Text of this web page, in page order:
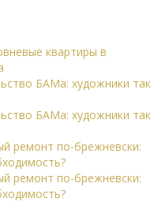
квартиры в
БАМа: художники так
БАМа: художники так
ремонт по-брежневски:
ремонт по-брежневски: